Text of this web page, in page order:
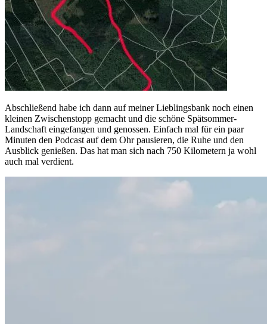
Abschließend habe ich dann auf meiner Lieblingsbank noch einen
kleinen Zwischenstopp gemacht und die schöne Spätsommer-
Landschaft eingefangen und genossen. Einfach mal für ein paar
Minuten den Podcast auf dem Ohr pausieren, die Ruhe und den
Ausblick genießen. Das hat man sich nach 750 Kilometern ja wohl
auch mal verdient.